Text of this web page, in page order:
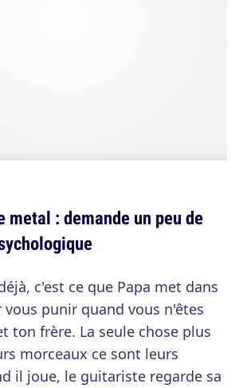
metal : demande un peu de
c'est ce que Papa met dans
punir quand vous n'êtes
ton frère. La seule chose plus
morceaux ce sont leurs
il joue, le guitariste regarde sa